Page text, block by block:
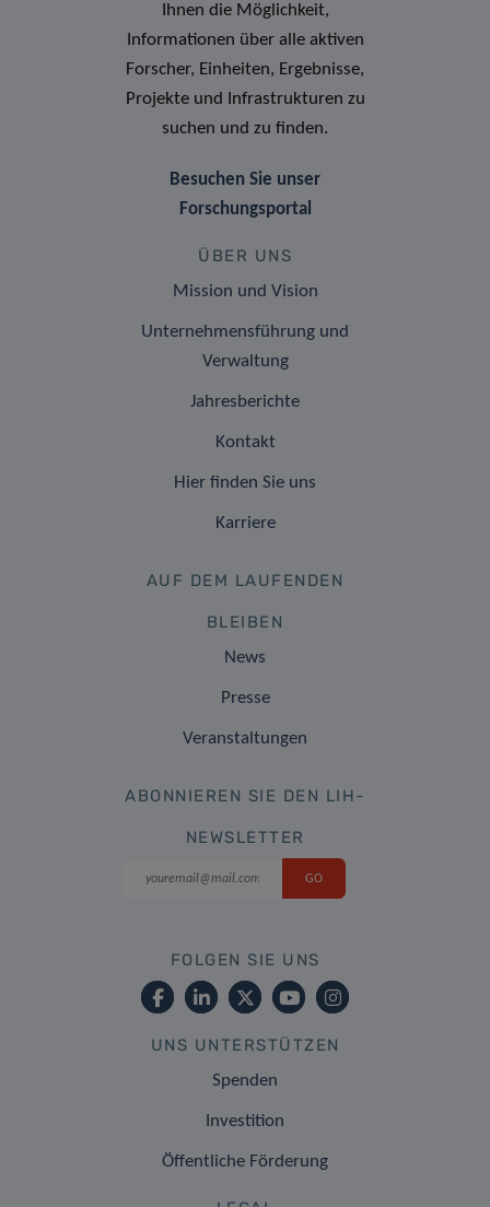
Ihnen die Möglichkeit,
Informationen über alle aktiven
Forscher, Einheiten, Ergebnisse,
Projekte und Infrastrukturen zu
suchen und zu finden.
Besuchen Sie unser
Forschungsportal
ÜBER UNS
Mission und Vision
Unternehmensführung und
Verwaltung
Jahresberichte
Kontakt
Hier finden Sie uns
Karriere
AUF DEM LAUFENDEN
BLEIBEN
News
Presse
Veranstaltungen
ABONNIEREN SIE DEN LIH-
NEWSLETTER
FOLGEN SIE UNS
UNS UNTERSTÜTZEN
Spenden
Investition
Öffentliche Förderung